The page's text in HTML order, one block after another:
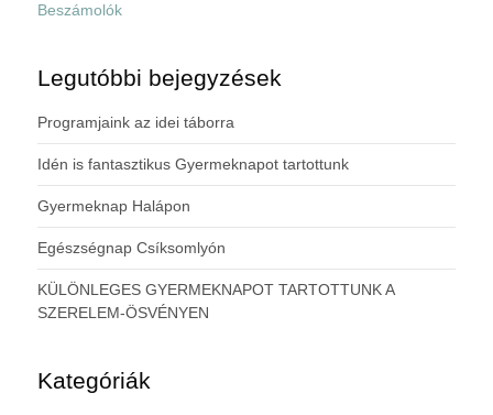
Beszámolók
Legutóbbi bejegyzések
Programjaink az idei táborra
Idén is fantasztikus Gyermeknapot tartottunk
Gyermeknap Halápon
Egészségnap Csíksomlyón
KÜLÖNLEGES GYERMEKNAPOT TARTOTTUNK A
SZERELEM-ÖSVÉNYEN
Kategóriák